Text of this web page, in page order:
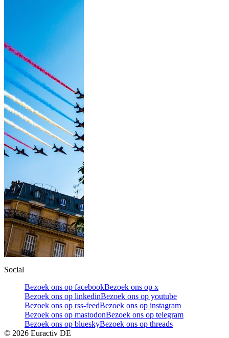
Social
Bezoek ons op facebookBezoek ons op x
Bezoek ons op linkedinBezoek ons op youtube
Bezoek ons op rss-feedBezoek ons op instagram
Bezoek ons op mastodonBezoek ons op telegram
Bezoek ons op blueskyBezoek ons op threads
© 2026 Euractiv DE